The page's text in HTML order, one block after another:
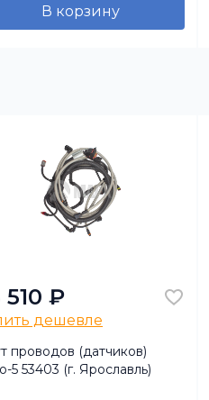
В корзину
510 ₽
дешевле
проводов (датчиков)
5 53403 (г. Ярославль)